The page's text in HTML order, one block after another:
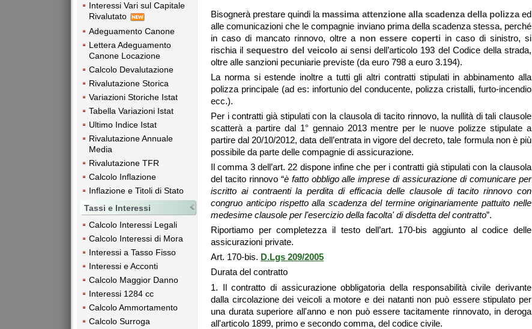
Interessi Vari sul Capitale
Rivalutato
Adeguamento Canone
Lettera Adeguamento
Canone Locazione
Calcolo Devalutazione
Rivalutazione Storica
Variazioni Storiche Istat
Tabella Variazioni Istat
Ultimo Indice Istat
Rivalutazione Annuale
Media
Rivalutazione TFR
Calcolo Inflazione
Inflazione e Titoli di Stato
Tassi e Interessi
Calcolo Interessi Legali
Calcolo Interessi di Mora
Interessi a Tasso Fisso
Interessi e Acconti
Calcolo Maggior Danno
Interessi 1284 cc
Calcolo Ammortamento
Calcolo Surroga
Bisognerà prestare quindi la massima attenzione alla scadenza della polizzaed
alle comunicazioni che le compagnie inviano prima della scadenza stessa, perché
in caso di mancato rinnovo, oltre a non essere coperti in caso di sinistro, si
rischia ilsequestro del veicoloai sensi dell’articolo 193 del Codice della strada,
oltre alle sanzioni pecuniarie previste (da euro 798 a euro 3.194).
La norma si estende inoltre a tutti gli altri contratti stipulati in abbinamento alla
polizza principale (ad es: infortunio del conducente, polizza cristalli, furto-incendio
ecc.).
Per i contratti già stipulati con la clausola di tacito rinnovo, la nullità di tali clausole
scatterà a partire dal 1° gennaio 2013 mentre per le nuove polizze stipulate a
partire dal 20/10/2012, data dell’entrata in vigore del decreto, tale formula non è più
possibile da parte delle compagnie di assicurazione.
Il comma 3 dell’art. 22 dispone infine che per i contratti già stipulati con la clausola
del tacito rinnovo “è fatto obbligo alle imprese di assicurazione di comunicare per
iscritto ai contraenti la perdita di efficacia delle clausole di tacito rinnovo con
congruo anticipo rispetto alla scadenza del termine originariamente pattuito nelle
medesime clausole per l'esercizio della facolta' di disdetta del contratto”.
Riportiamo per completezza il testo dell’art. 170-bis aggiunto al codice delle
assicurazioni private.
Art. 170-bis. D.Lgs 209/2005
Durata del contratto
1. Il contratto di assicurazione obbligatoria della responsabilità civile derivante
dalla circolazione dei veicoli a motore e dei natanti non può essere stipulato per
una durata superiore all'anno e non può essere tacitamente rinnovato, in deroga
all'articolo 1899, primo e secondo comma, del codice civile.